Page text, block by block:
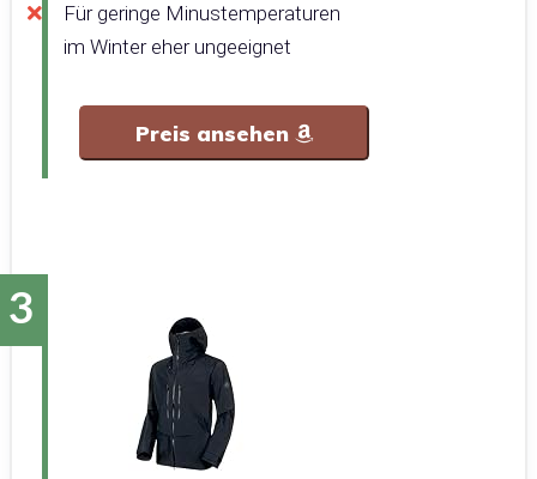
Für geringe Minustemperaturen
im Winter eher ungeeignet
Preis ansehen